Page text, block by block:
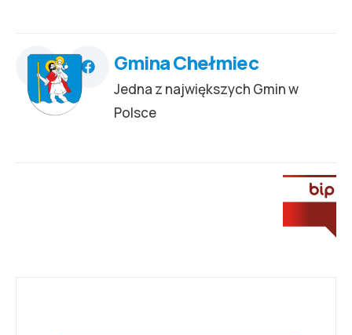
Gmina Chełmiec
Jedna z największych Gmin w
Polsce